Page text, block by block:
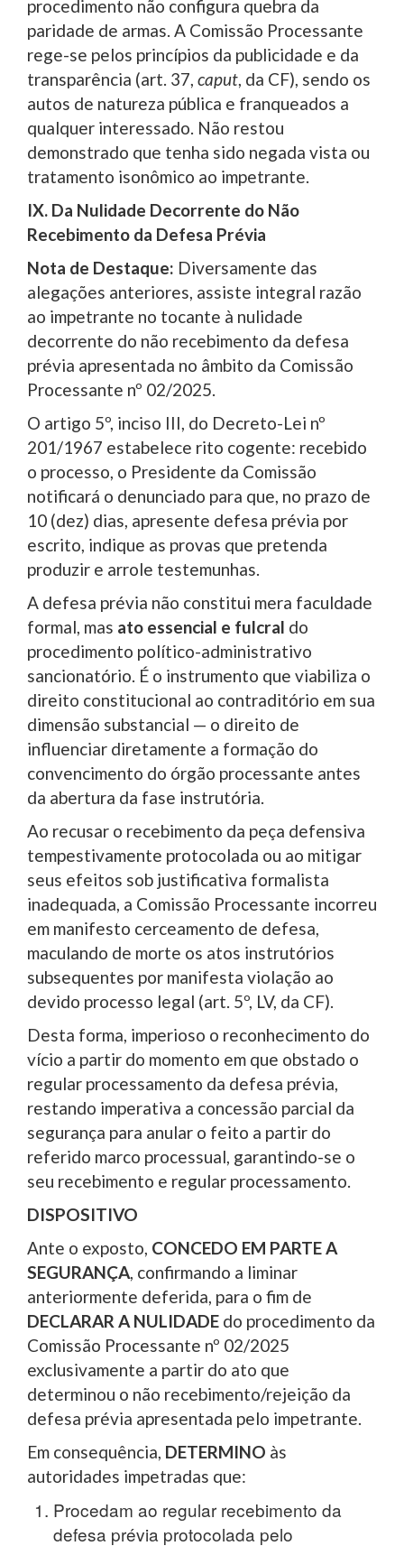
procedimento não configura quebra da
paridade de armas. A Comissão Processante
rege-se pelos princípios da publicidade e da
transparência (art. 37, caput, da CF), sendo os
autos de natureza pública e franqueados a
qualquer interessado. Não restou
demonstrado que tenha sido negada vista ou
tratamento isonômico ao impetrante.
IX. Da Nulidade Decorrente do Não
Recebimento da Defesa Prévia
Nota de Destaque: Diversamente das
alegações anteriores, assiste integral razão
ao impetrante no tocante à nulidade
decorrente do não recebimento da defesa
prévia apresentada no âmbito da Comissão
Processante nº 02/2025.
O artigo 5º, inciso III, do Decreto-Lei nº
201/1967 estabelece rito cogente: recebido
o processo, o Presidente da Comissão
notificará o denunciado para que, no prazo de
10 (dez) dias, apresente defesa prévia por
escrito, indique as provas que pretenda
produzir e arrole testemunhas.
A defesa prévia não constitui mera faculdade
formal, mas ato essencial e fulcral do
procedimento político-administrativo
sancionatório. É o instrumento que viabiliza o
direito constitucional ao contraditório em sua
dimensão substancial — o direito de
influenciar diretamente a formação do
convencimento do órgão processante antes
da abertura da fase instrutória.
Ao recusar o recebimento da peça defensiva
tempestivamente protocolada ou ao mitigar
seus efeitos sob justificativa formalista
inadequada, a Comissão Processante incorreu
em manifesto cerceamento de defesa,
maculando de morte os atos instrutórios
subsequentes por manifesta violação ao
devido processo legal (art. 5º, LV, da CF).
Desta forma, imperioso o reconhecimento do
vício a partir do momento em que obstado o
regular processamento da defesa prévia,
restando imperativa a concessão parcial da
segurança para anular o feito a partir do
referido marco processual, garantindo-se o
seu recebimento e regular processamento.
DISPOSITIVO
Ante o exposto, CONCEDO EM PARTE A
SEGURANÇA, confirmando a liminar
anteriormente deferida, para o fim de
DECLARAR A NULIDADE do procedimento da
Comissão Processante nº 02/2025
exclusivamente a partir do ato que
determinou o não recebimento/rejeição da
defesa prévia apresentada pelo impetrante.
Em consequência, DETERMINO às
autoridades impetradas que:
Procedam ao regular recebimento da
defesa prévia protocolada pelo